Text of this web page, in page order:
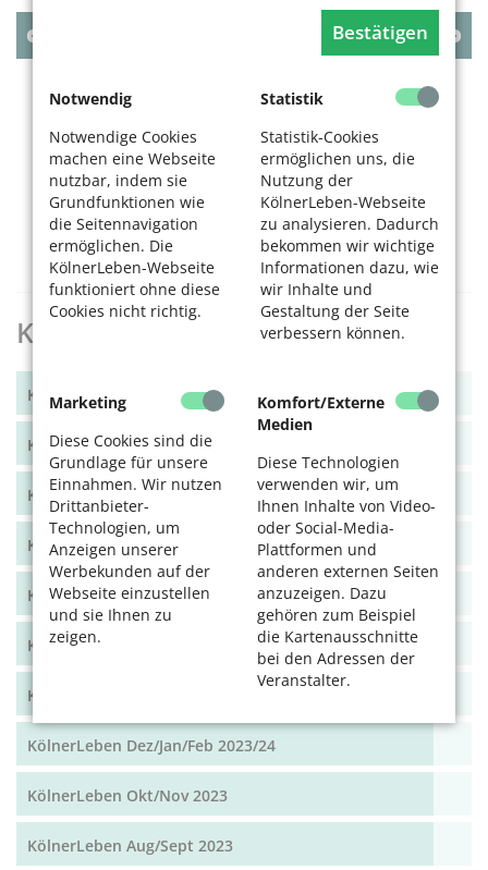
Bestätigen
Notwendig
Notwendige Cookies
machen eine Webseite
nutzbar, indem sie
Grundfunktionen wie
die Seitennavigation
ermöglichen. Die
KölnerLeben-Webseite
funktioniert ohne diese
Cookies nicht richtig.
Statistik
Statistik-Cookies
ermöglichen uns, die
Nutzung der
KölnerLeben-Webseite
zu analysieren. Dadurch
bekommen wir wichtige
Informationen dazu, wie
wir Inhalte und
Gestaltung der Seite
verbessern können.
Marketing
Diese Cookies sind die
Grundlage für unsere
Einnahmen. Wir nutzen
Drittanbieter-
Technologien, um
Anzeigen unserer
Werbekunden auf der
Webseite einzustellen
und sie Ihnen zu
zeigen.
Komfort/Externe
Medien
Diese Technologien
verwenden wir, um
Ihnen Inhalte von Video-
oder Social-Media-
Plattformen und
anderen externen Seiten
anzuzeigen. Dazu
gehören zum Beispiel
die Kartenausschnitte
bei den Adressen der
Veranstalter.
2
3
4 5 7 8
11 12 14
17
18 19 21 22
24
25 26 28 29
30
31
KölnerLeben Archiv
KölnerLeben Winter 2025
KölnerLeben Sommer 2025
KölnerLeben Frühjahr 2025
KölnerLeben Winter 2024/25
KölnerLeben Herbst 2024
KölnerLeben Sommer 2024
KölnerLeben Frühjahr 2024
KölnerLeben Dez/Jan/Feb 2023/24
KölnerLeben Okt/Nov 2023
KölnerLeben Aug/Sept 2023